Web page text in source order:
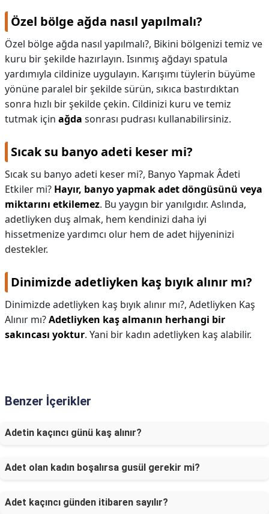
Özel bölge ağda nasıl yapılmalı?
Özel bölge ağda nasıl yapılmalı?, Bikini bölgenizi temiz ve
kuru bir şekilde hazırlayın. Isınmış ağdayı spatula
yardımıyla cildinize uygulayın. Karışımı tüylerin büyüme
yönüne paralel bir şekilde sürün, sıkıca bastırdıktan
sonra hızlı bir şekilde çekin. Cildinizi kuru ve temiz
tutmak için ağda sonrası pudrası kullanabilirsiniz.
Sıcak su banyo adeti keser mi?
Sıcak su banyo adeti keser mi?, Banyo Yapmak Âdeti
Etkiler mi? Hayır, banyo yapmak adet döngüsünü veya
miktarını etkilemez. Bu yaygın bir yanılgıdır. Aslında,
adetliyken duş almak, hem kendinizi daha iyi
hissetmenize yardımcı olur hem de adet hijyeninizi
destekler.
Dinimizde adetliyken kaş bıyık alınır mı?
Dinimizde adetliyken kaş bıyık alınır mı?, Adetliyken Kaş
Alınır mı?Adetliyken kaş almanın herhangi bir
sakıncası yoktur. Yani bir kadın adetliyken kaş alabilir.
Benzer İçerikler
Adetin kaçıncı günü kaş alınır?
Adet olan kadın boşalırsa gusül gerekir mi?
Adet kaçıncı günden itibaren sayılır?